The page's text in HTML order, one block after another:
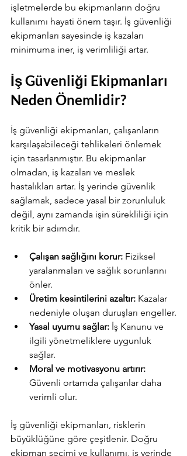
işletmelerde bu ekipmanların doğru
kullanımı hayati önem taşır. İş güvenliği
ekipmanları sayesinde iş kazaları
minimuma iner, iş verimliliği artar.
İş Güvenliği Ekipmanları
Neden Önemlidir?
İş güvenliği ekipmanları, çalışanların
karşılaşabileceği tehlikeleri önlemek
için tasarlanmıştır. Bu ekipmanlar
olmadan, iş kazaları ve meslek
hastalıkları artar. İş yerinde güvenlik
sağlamak, sadece yasal bir zorunluluk
değil, aynı zamanda işin sürekliliği için
kritik bir adımdır.
Çalışan sağlığını korur: Fiziksel
yaralanmaları ve sağlık sorunlarını
önler.
Üretim kesintilerini azaltır: Kazalar
nedeniyle oluşan duruşları engeller.
Yasal uyumu sağlar: İş Kanunu ve
ilgili yönetmeliklere uygunluk
sağlar.
Moral ve motivasyonu artırır:
Güvenli ortamda çalışanlar daha
verimli olur.
İş güvenliği ekipmanları, risklerin
büyüklüğüne göre çeşitlenir. Doğru
ekipman seçimi ve kullanımı, iş yerinde